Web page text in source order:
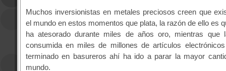
Muchos inversionistas en metales preciosos creen que
el mundo en estos momentos que plata, la razón de ello es
ha atesorado durante miles de años oro, mientras que
consumida en miles de millones de artículos
terminado en basureros ahí ha ido a parar la mayor
mundo.